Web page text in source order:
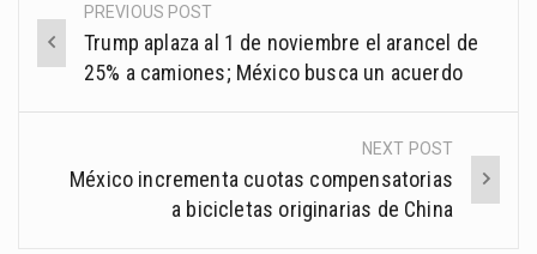
Post
navigation
PREVIOUS POST
Trump aplaza al 1 de noviembre el arancel de
25% a camiones; México busca un acuerdo
NEXT POST
México incrementa cuotas compensatorias
a bicicletas originarias de China